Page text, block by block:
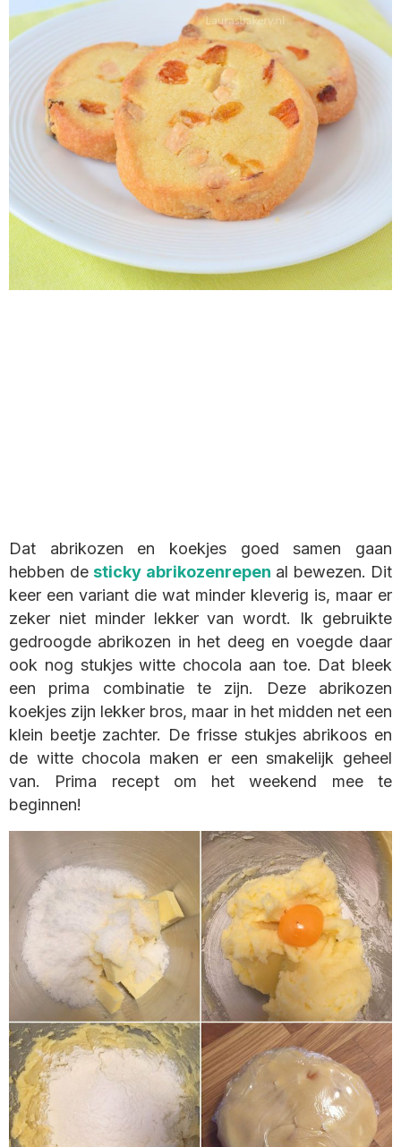
Dat abrikozen en koekjes goed samen gaan
hebben de sticky abrikozenrepen al bewezen. Dit
keer een variant die wat minder kleverig is, maar er
zeker niet minder lekker van wordt. Ik gebruikte
gedroogde abrikozen in het deeg en voegde daar
ook nog stukjes witte chocola aan toe. Dat bleek
een prima combinatie te zijn. Deze abrikozen
koekjes zijn lekker bros, maar in het midden net een
klein beetje zachter. De frisse stukjes abrikoos en
de witte chocola maken er een smakelijk geheel
van. Prima recept om het weekend mee te
beginnen!